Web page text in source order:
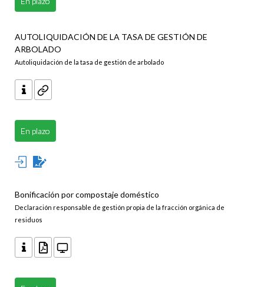
AUTOLIQUIDACIÓN DE LA TASA DE GESTIÓN DE
ARBOLADO
Autoliquidación de la tasa de gestión de arbolado
En plazo
Bonificación por compostaje doméstico
Declaración responsable de gestión propia de la fracción orgánica de
residuos